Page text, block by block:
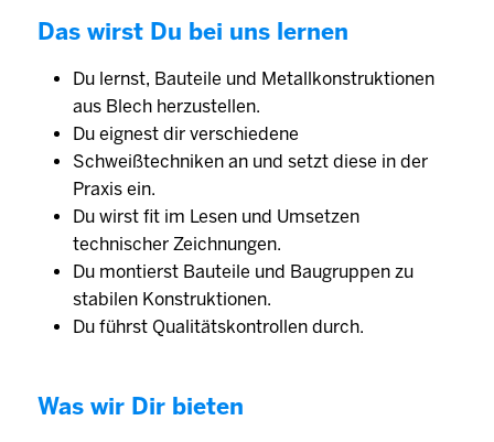
Das wirst Du bei uns lernen
Du lernst, Bauteile und Metallkonstruktionen
aus Blech herzustellen.
Du eignest dir verschiedene
Schweißtechniken an und setzt diese in der
Praxis ein.
Du wirst fit im Lesen und Umsetzen
technischer Zeichnungen.
Du montierst Bauteile und Baugruppen zu
stabilen Konstruktionen.
Du führst Qualitätskontrollen durch.
Was wir Dir bieten